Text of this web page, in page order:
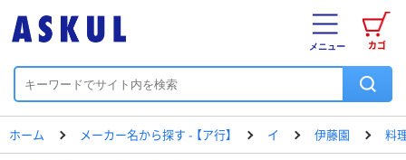
カゴ
メニュー
ホーム メーカー名から探す - 【ア行】 イ 伊藤園 料